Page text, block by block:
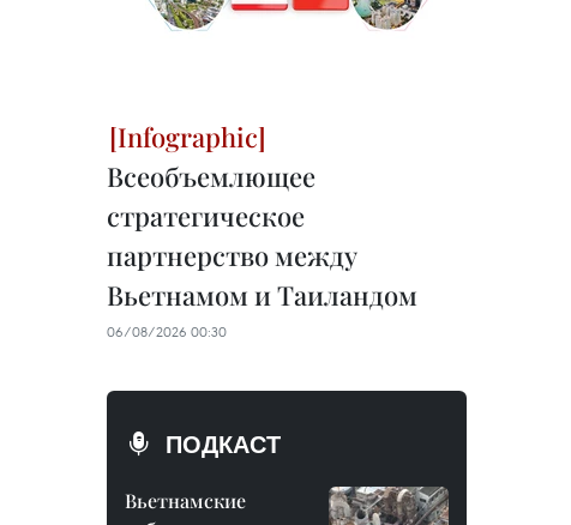
Всеобъемлющее
стратегическое
партнерство между
Вьетнамом и Таиландом
06/08/2026 00:30
ПОДКАСТ
Вьетнамские